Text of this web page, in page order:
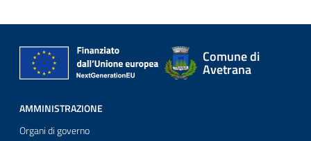
Comune di
Avetrana
AMMINISTRAZIONE
Organi di governo